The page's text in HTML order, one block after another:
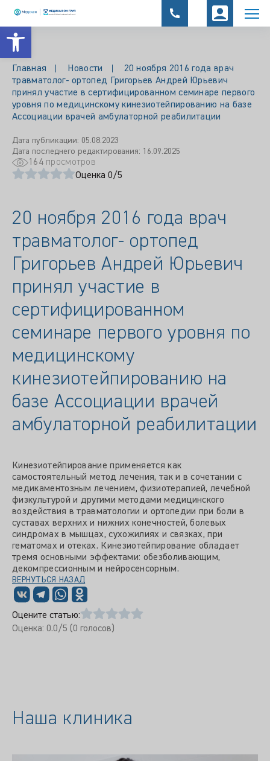
Открыть панель инструментов
Главная Новости
20 ноября 2016 года врач
травматолог- ортопед Григорьев Андрей Юрьевич
принял участие в сертифицированном семинаре первого
уровня по медицинскому кинезиотейпированию на базе
Ассоциации врачей амбулаторной реабилитации
Дата публикации: 05.08.2023
Дата последнего редактирования: 16.09.2025
164просмотров
Оценка 0/5
20 ноября 2016 года врач
травматолог- ортопед
Григорьев Андрей Юрьевич
принял участие в
сертифицированном
семинаре первого уровня по
медицинскому
кинезиотейпированию на
базе Ассоциации врачей
амбулаторной реабилитации
Кинезиотейпирование применяется как
самостоятельный метод лечения, так и в сочетании с
медикаментозным лечением, физиотерапией, лечебной
физкультурой и другими методами медицинского
воздействия в травматологии и ортопедии при боли в
суставах верхних и нижних конечностей, болевых
синдромах в мышцах, сухожилиях и связках, при
гематомах и отеках. Кинезиотейпирование обладает
тремя основными эффектами: обезболивающим,
декомпрессионным и нейросенсорным.
ВЕРНУТЬСЯ НАЗАД
Оцените статью:
Оценка: 0.0/5 (0 голосов)
Наша клиника